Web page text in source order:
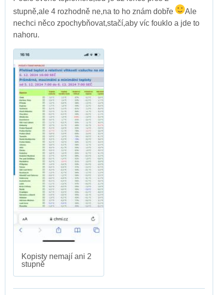
stupně,ale 4 rozhodně ne,na to ho znám dobře
Ale
nechci něco zpochybňovat,stačí,aby víc fouklo a jde to
nahoru.
Kopisty nemají ani 2
stupně